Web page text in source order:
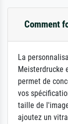
Comment
La
Meisterdrucke
permet de
vos
taille de
ajoutez un